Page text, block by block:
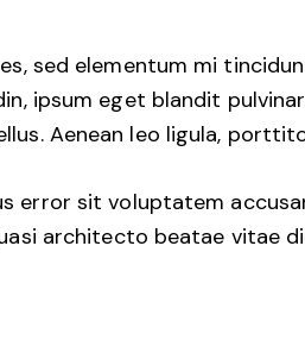
sed elementum mi
ipsum eget blandit
Aenean leo ligula,
error sit voluptatem
architecto beatae vitae